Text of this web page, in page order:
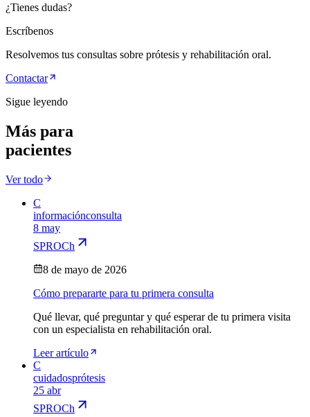
¿Tienes dudas?
Escríbenos
Resolvemos tus consultas sobre prótesis y rehabilitación oral.
Contactar
Sigue leyendo
Más para
pacientes
Ver todo
C
informaciónconsulta
8 may
SPROCh
8 de mayo de 2026
Cómo prepararte para tu primera consulta
Qué llevar, qué preguntar y qué esperar de tu primera visita
con un especialista en rehabilitación oral.
Leer artículo
C
cuidadosprótesis
25 abr
SPROCh